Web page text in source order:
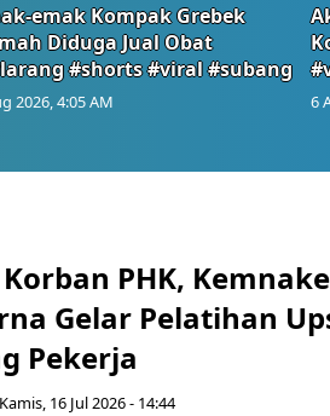
emak Kompak Grebek
Diduga Jual Obat
#shorts #viral #subang
2026, 4:05 AM 6
PHK,
Gelar Pelatihan
Pekerja
Kamis, 16 Jul 2026 - 14:44